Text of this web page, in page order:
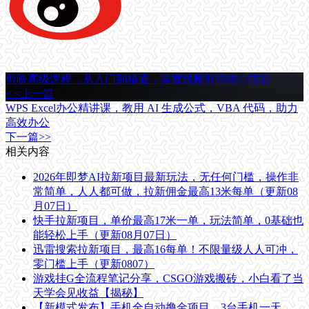
剪映高级课程，从入门到精通，掌握视频剪辑核心技能
< <上一篇
WPS Excel办公精讲课，教用 AI 生成公式，VBA 代码，助力
高效办公
下一篇>>
相关内容
2026年即梦AI拉新项目最新玩法，无任何门槛，操作非
常简单，人人都可做，拉新佣金最高13米每单（更新08
月07日）
快手拉新项目，单价最高17米一单，玩法简单，0基础也
能轻松上手（更新08月07日）
迅雷搜索拉新项目，最高16每单！不限量级人人可冲，
零门槛上手（更新0807）
游戏挂G全流程笔记分享，CSGO游戏搬砖，小白看了当
天学会见收益【揭秘】